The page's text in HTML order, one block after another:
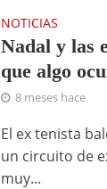
NOTICIAS
Nadal y las
que algo
8 meses hace
El ex tenista
un circuito de
muy...